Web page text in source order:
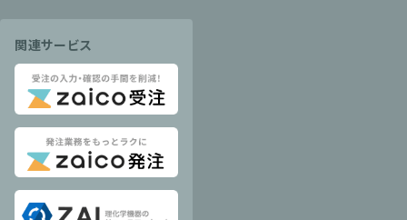
関連サービス